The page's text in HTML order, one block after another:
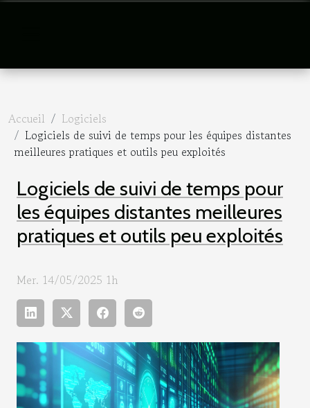
Accueil
Logiciels
Logiciels de suivi de temps pour les équipes distantes
meilleures pratiques et outils peu exploités
Logiciels de suivi de temps pour
les équipes distantes meilleures
pratiques et outils peu exploités
Mer. 14/05/2025 1h